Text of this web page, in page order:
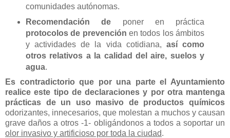
comunidades autónomas.
Recomendación de poner en práctica
protocolos de prevención en todos los ámbitos
y actividades de la vida cotidiana,así como
otros relativos a la calidad del aire, suelos y
agua.
Es contradictorio que por una parte el Ayuntamiento
realice este tipo de declaraciones y por otra mantenga
prácticas de un uso masivo de productos químicos
odorizantes, innecesarios, que molestan a muchos y causan
grave daños a otros -1- obligándonos a todos a soportar un
olor invasivo y artificioso por toda la ciudad.